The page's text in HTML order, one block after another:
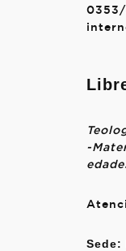
0353/
-
Sede: